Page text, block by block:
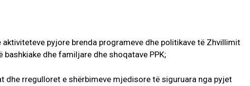
pyjore brenda programeve dhe politikave të Zhvillimit
dhe familjare dhe shoqatave PPK;
dhe rregulloret e shërbimeve mjedisore të siguruara nga pyjet